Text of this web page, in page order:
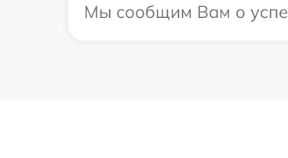
Мы сообщим Вам о